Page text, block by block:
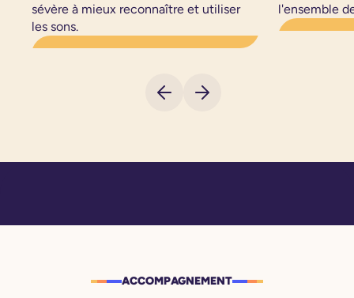
sévère à mieux reconnaître et utiliser
les sons.
l'ensemble
ACCOMPAGNEMENT